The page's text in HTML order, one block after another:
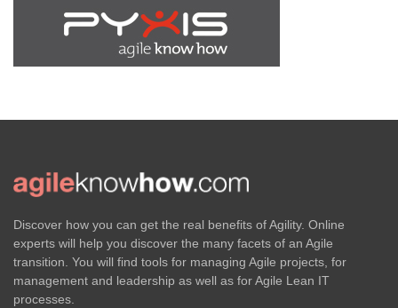
Discover how you can get the real benefits of Agility. Online
experts will help you discover the many facets of an Agile
transition. You will find tools for managing Agile projects, for
management and leadership as well as for Agile Lean IT
processes.